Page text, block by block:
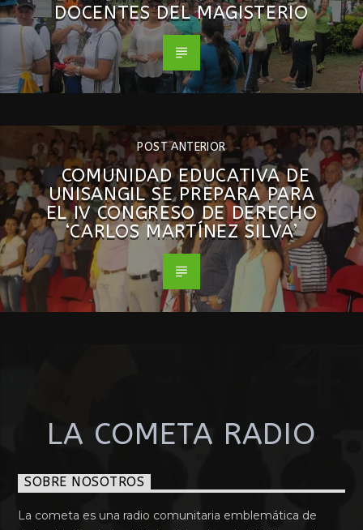
DOCENTES DEL MAGISTERIO
POST ANTERIOR
COMUNIDAD EDUCATIVA DE
UNISANGIL SE PREPARA PARA
EL IV CONGRESO DE DERECHO
‘CARLOS MARTÍNEZ SILVA’
LA COMETA RADIO
SOBRE NOSOTROS
La cometa es una radio comunitaria emblemática de